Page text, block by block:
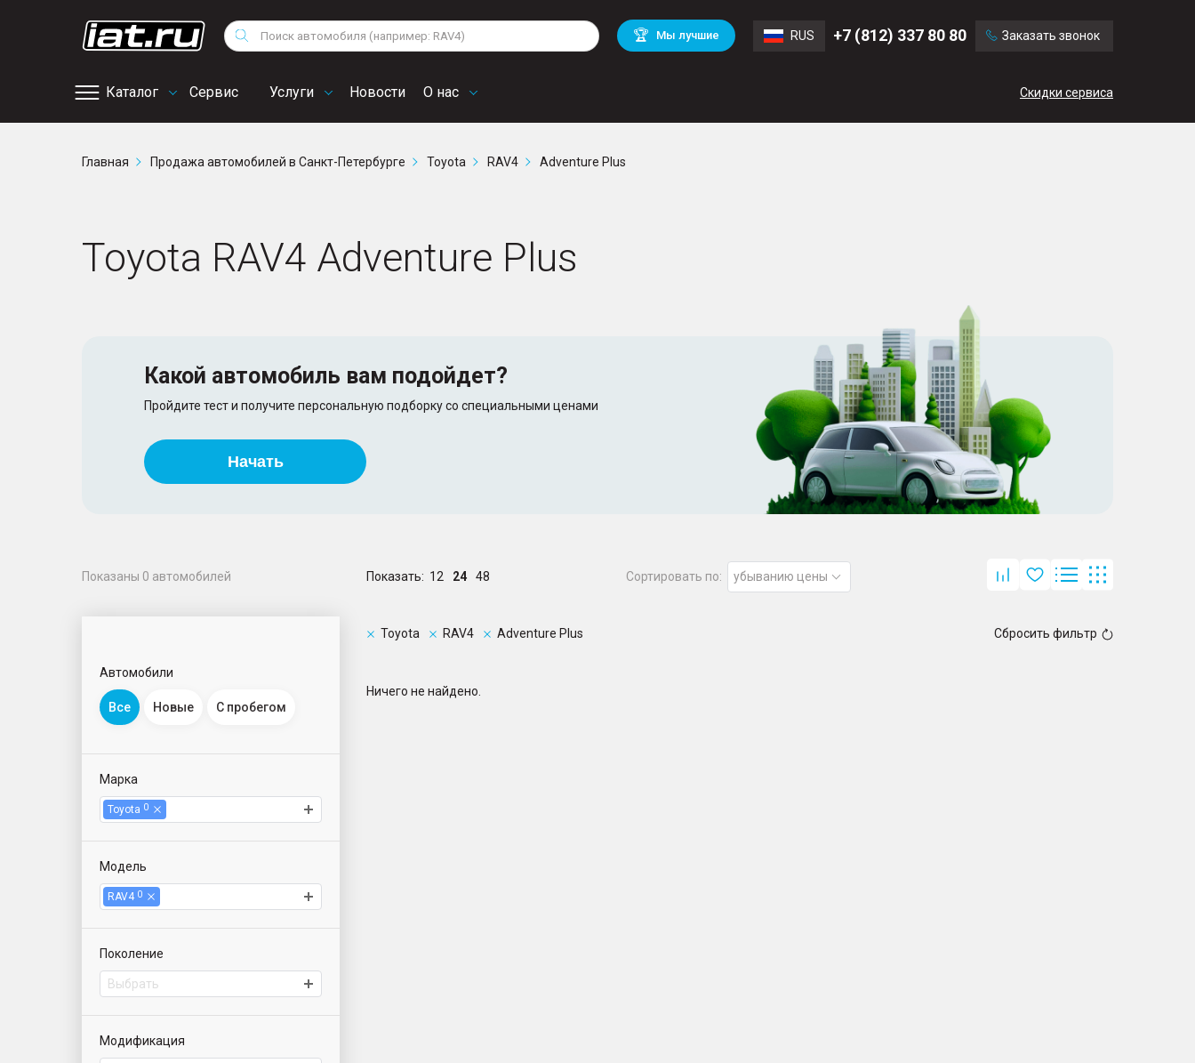
Поиск 🏆 Мы лучшие RUS +7 (812) 337 80 80 Заказать звонок
Каталог Сервис
сервис
Услуги Новости О нас Скидки сервиса
Снегоходы
Квадроциклы
Volkswagen
Mitsubishi BMW
Audi
Mercedes Benz Volvo
Главная Продажа автомобилей в Санкт-Петербурге Toyota RAV4 Adventure Plus
Toyota RAV4 Adventure Plus
Какой автомобиль вам подойдет?
Пройдите тест и получите персональную подборку со специальными ценами
Начать
Показаны 0 автомобилей
Автомобили
Все Новые С пробегом
Марка
Toyota 0
Модель
RAV4 0
Поколение
Выбрать
Модификация
Показать: 12 24 48 Сортировать по: убыванию цены
Toyota RAV4 Adventure Plus Сбросить фильтр
Ничего не найдено.